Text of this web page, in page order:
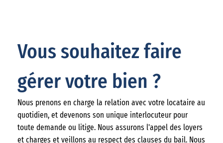
Vous souhaitez faire
gérer votre bien ?
Nous prenons en charge la relation avec votre locataire au
quotidien, et devenons son unique interlocuteur pour
toute demande ou litige. Nous assurons l'appel des loyers
et charges et veillons au respect des clauses du bail. Nous